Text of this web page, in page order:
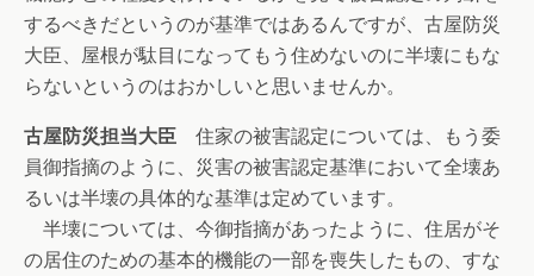
するべきだというのが基準ではあるんですが、古屋防災
大臣、屋根が駄目になってもう住めないのに半壊にもな
らないというのはおかしいと思いませんか。
古屋防災担当大臣 住家の被害認定については、もう委
員御指摘のように、災害の被害認定基準において全壊あ
るいは半壊の具体的な基準は定めています。
半壊については、今御指摘があったように、住居がそ
の居住のための基本的機能の一部を喪失したもの、すな